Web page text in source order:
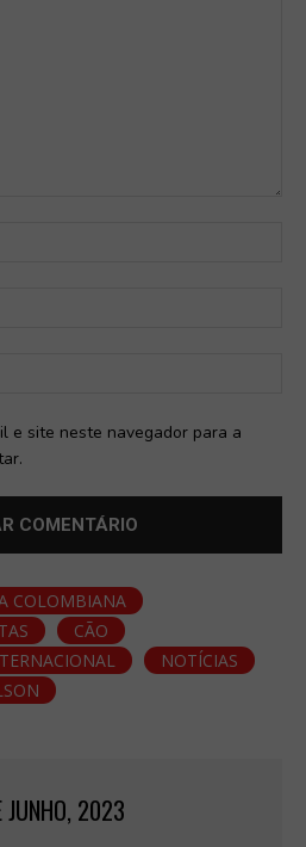
e site neste navegador para a
COLOMBIANA
CÃO
NOTÍCIAS
JUNHO, 2023